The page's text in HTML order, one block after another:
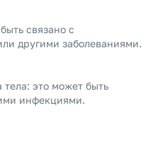
связано с
другими заболеваниями.
это может быть
инфекциями.